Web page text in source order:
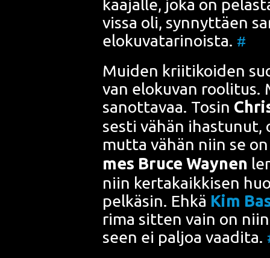
kaa­jal­le, joka on
vis­sa oli, syn­nyt­täen
elo­ku­va­ta­ri­nois­ta. #
Mui­den krii­ti­koi­den
van elo­ku­van roo­li­tus.
sanot­ta­vaa. Tosin
ses­ti vähän ihas­tu­nut,
mut­ta vähän niin se
mes Bruce Way­nen
niin ker­ta­kaik­ki­sen
pel­kä­sin. Ehkä Kim
rima sit­ten vain on
seen ei pal­joa vaa­di­ta.